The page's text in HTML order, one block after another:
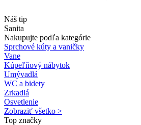
Náš tip
Sanita
Nakupujte podľa kategórie
Sprchové kúty a vaničky
Vane
Kúpeľňový nábytok
Umývadlá
WC a bidety
Zrkadlá
Osvetlenie
Zobraziť všetko >
Top značky